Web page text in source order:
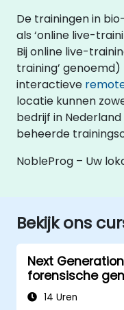
De trainingen in
als ‘online live-
Bij online live-
training’
interactieve
locatie kunnen
bedrijf in
beheerde
NobleProg – Uw
Bekijk ons
Next
forensische
14 Uren